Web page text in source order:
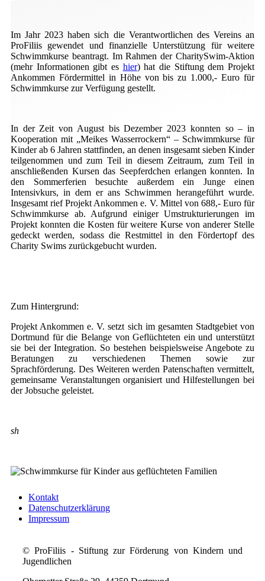
Im Jahr 2023 haben sich die Verantwortlichen des Vereins an
ProFiliis gewendet und finanzielle Unterstützung für weitere
Schwimmkurse beantragt. Im Rahmen der CharitySwim-Aktion
(mehr Informationen gibt es hier) hat die Stiftung dem Projekt
Ankommen Fördermittel in Höhe von bis zu 1.000,- Euro für
Schwimmkurse zur Verfügung gestellt.
In der Zeit von August bis Dezember 2023 konnten so – in
Kooperation mit „Meikes Wasserrockern“ – Schwimmkurse für
Kinder ab 6 Jahren stattfinden, an denen insgesamt sieben Kinder
teilgenommen und zum Teil in diesem Zeitraum, zum Teil in
anschließenden Kursen das Seepferdchen erlangen konnten. In
den Sommerferien besuchte außerdem ein Junge einen
Intensivkurs, in dem er ans Schwimmen herangeführt wurde.
Insgesamt rief Projekt Ankommen e. V. Mittel von 688,- Euro für
Schwimmkurse ab. Aufgrund einiger Umstrukturierungen im
Projekt konnten die Kosten für weitere Kurse von anderer Stelle
gedeckt werden, sodass die Restmittel in den Fördertopf des
Charity Swims zurückgebucht wurden.
Zum Hintergrund:
Projekt Ankommen e. V. setzt sich im gesamten Stadtgebiet von
Dortmund für die Belange von Geflüchteten ein und unterstützt
sie bei der Integration. So bestehen beispielsweise Angebote zu
Beratungen zu verschiedenen Themen sowie zur
Sprachförderung. Des Weiteren werden Patenschaften vermittelt,
gemeinsame Veranstaltungen organisiert und Hilfestellungen bei
der Jobsuche geleistet.
sh
Kontakt
Datenschutzerklärung
Impressum
© ProFiliis - Stiftung zur Förderung von Kindern und
Jugendlichen